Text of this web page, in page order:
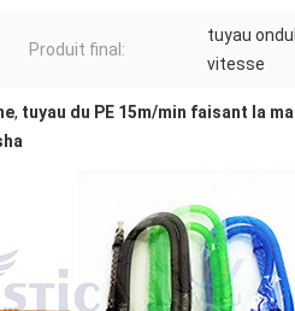
Produit final:
tuyau
vitesse
, tuyau du PE 15m/min faisant la